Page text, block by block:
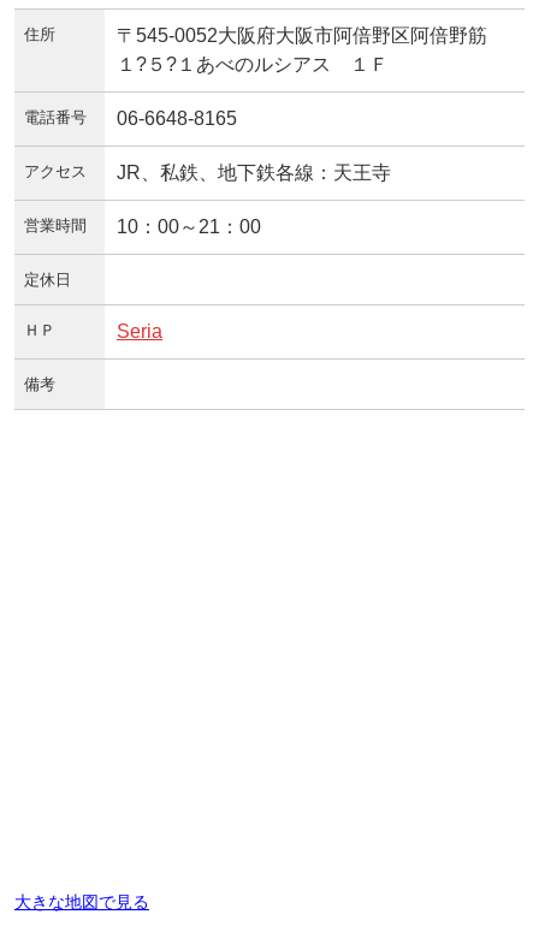
住所
〒545-0052大阪府大阪市阿倍野区阿倍野筋
１?５?１あべのルシアス １Ｆ
電話番号 06-6648-8165
アクセス JR、私鉄、地下鉄各線：天王寺
営業時間 10：00～21：00
定休日
ＨＰ Seria
備考
大きな地図で見る